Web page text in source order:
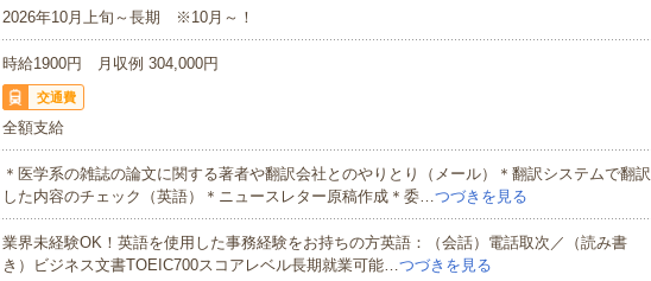
2026年10月上旬～長期 ※10月～！
時給1900円 月収例 304,000円
交通費
全額支給
＊医学系の雑誌の論文に関する著者や翻訳会社とのやりとり（メール）＊翻訳システムで翻訳
した内容のチェック（英語）＊ニュースレター原稿作成＊委…つづきを見る
業界未経験OK！英語を使用した事務経験をお持ちの方英語：（会話）電話取次／（読み書
き）ビジネス文書TOEIC700スコアレベル長期就業可能…つづきを見る